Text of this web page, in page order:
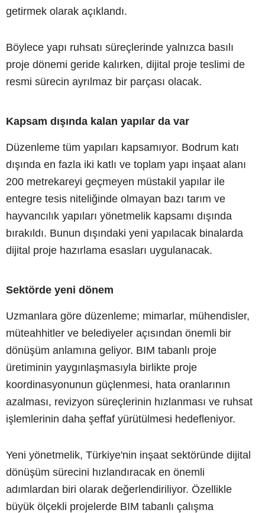
getirmek olarak açıklandı.
Böylece yapı ruhsatı süreçlerinde yalnızca basılı
proje dönemi geride kalırken, dijital proje teslimi de
resmi sürecin ayrılmaz bir parçası olacak.
Kapsam dışında kalan yapılar da var
Düzenleme tüm yapıları kapsamıyor. Bodrum katı
dışında en fazla iki katlı ve toplam yapı inşaat alanı
200 metrekareyi geçmeyen müstakil yapılar ile
entegre tesis niteliğinde olmayan bazı tarım ve
hayvancılık yapıları yönetmelik kapsamı dışında
bırakıldı. Bunun dışındaki yeni yapılacak binalarda
dijital proje hazırlama esasları uygulanacak.
Sektörde yeni dönem
Uzmanlara göre düzenleme; mimarlar, mühendisler,
müteahhitler ve belediyeler açısından önemli bir
dönüşüm anlamına geliyor. BIM tabanlı proje
üretiminin yaygınlaşmasıyla birlikte proje
koordinasyonunun güçlenmesi, hata oranlarının
azalması, revizyon süreçlerinin hızlanması ve ruhsat
işlemlerinin daha şeffaf yürütülmesi hedefleniyor.
Yeni yönetmelik, Türkiye'nin inşaat sektöründe dijital
dönüşüm sürecini hızlandıracak en önemli
adımlardan biri olarak değerlendiriliyor. Özellikle
büyük ölçekli projelerde BIM tabanlı çalışma